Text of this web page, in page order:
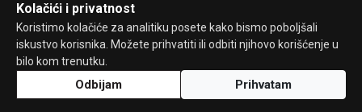
Prvomajska parada 1961.
Kolačići i privatnost
Koristimo kolačiće za analitiku posete kako bismo poboljšali
iskustvo korisnika. Možete prihvatiti ili odbiti njihovo korišćenje u
bilo kom trenutku.
Odbijam Prihvatam